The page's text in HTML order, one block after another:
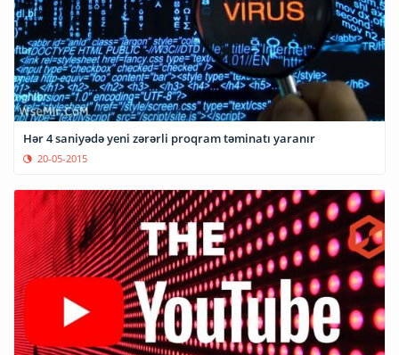
Hər 4 saniyədə yeni zərərli proqram təminatı yaranır
20-05-2015